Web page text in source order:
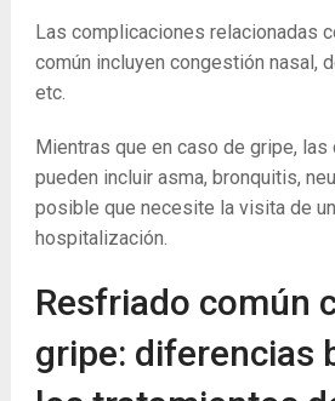
Las complicaciones relacionadas
común incluyen congestión nasal,
etc.
Mientras que en caso de gripe,
pueden incluir asma, bronquitis,
posible que necesite la visita de
hospitalización.
Resfriado común
gripe: diferencias